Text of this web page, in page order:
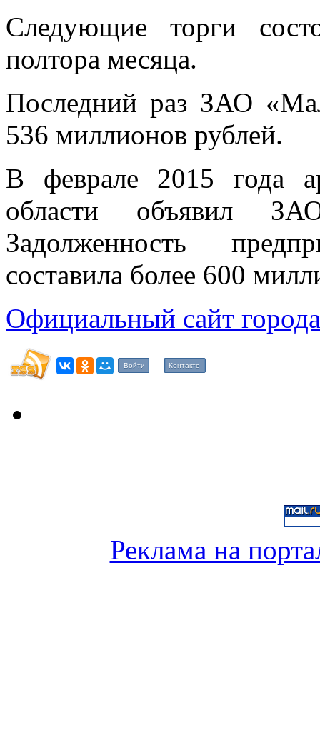
Следующие торги
полтора месяца.
Последний раз ЗАО
536 миллионов рублей.
В феврале 2015 года
области объявил
Задолженность
составила более 600
Официальный сайт
Войти Контакте
Реклама на